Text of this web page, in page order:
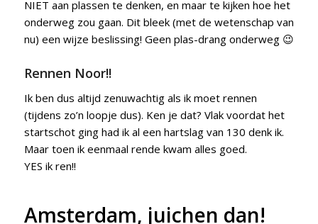
NIET aan plassen te denken, en maar te kijken hoe het
onderweg zou gaan. Dit bleek (met de wetenschap van
nu) een wijze beslissing! Geen plas-drang onderweg 😉
Rennen Noor!!
Ik ben dus altijd zenuwachtig als ik moet rennen
(tijdens zo’n loopje dus). Ken je dat? Vlak voordat het
startschot ging had ik al een hartslag van 130 denk ik.
Maar toen ik eenmaal rende kwam alles goed.
YES ik ren!!
Amsterdam, juichen dan!